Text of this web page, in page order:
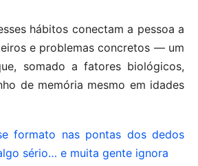
hábitos conectam a pessoa a
e problemas concretos — um
somado a fatores biológicos,
de memória mesmo em idades
formato nas pontas dos dedos
sério… e muita gente ignora